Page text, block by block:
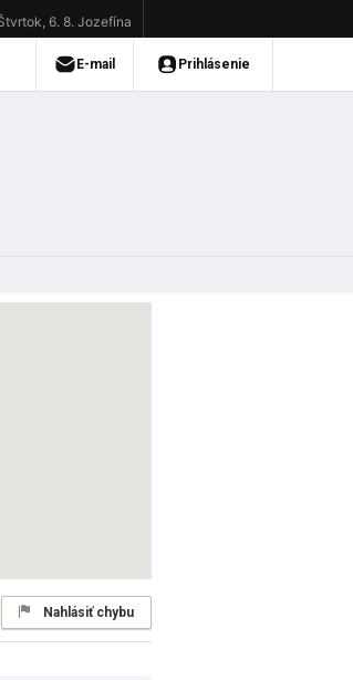
Nahlásiť chybu